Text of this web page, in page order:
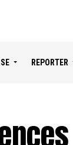
REPORTER